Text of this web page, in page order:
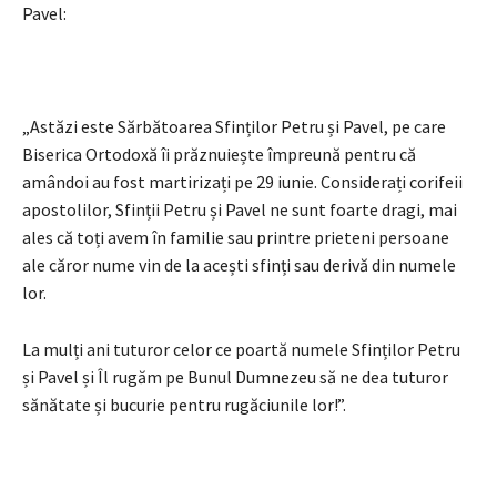
Pavel:
„Astăzi este Sărbătoarea Sfinților Petru și Pavel, pe care
Biserica Ortodoxă îi prăznuiește împreună pentru că
amândoi au fost martirizați pe 29 iunie. Considerați corifeii
apostolilor, Sfinții Petru și Pavel ne sunt foarte dragi, mai
ales că toți avem în familie sau printre prieteni persoane
ale căror nume vin de la acești sfinți sau derivă din numele
lor.
La mulți ani tuturor celor ce poartă numele Sfinților Petru
și Pavel și Îl rugăm pe Bunul Dumnezeu să ne dea tuturor
sănătate și bucurie pentru rugăciunile lor!”.